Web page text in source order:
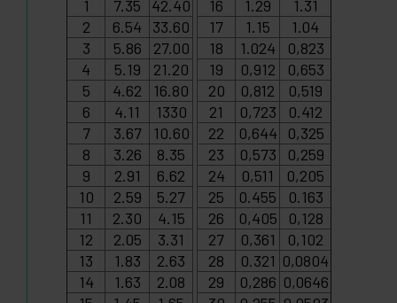
1
7.35 42.40 16 1.29
1.31
2
6.54 33.60 17 1.15
1.04
3
5.86 27.00 18 1.024
0,823
4
5.19 21.20 19 0,912
0,653
5
4.62 16.80 20 0,812
0,519
6
4.11 1330 21 0,723
0.412
7
3.67 10.60 22 0,644
0,325
8
3.26 8.35 23 0,573
0,259
9
2.91 6.62 24 0,511
0,205
10
2.59 5.27 25 0.455
0.163
11
2.30 4.15 26 0,405
0,128
12
2.05 3.31 27 0,361
0,102
13
1.83 2.63 28 0.321 0,0804
14
1.63 2.08 29 0,286 0,0646